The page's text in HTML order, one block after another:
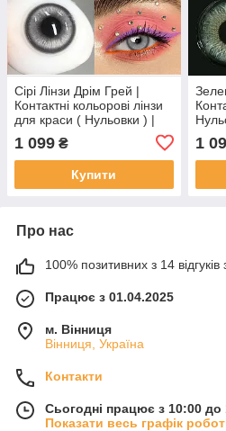
Сірі Лінзи Дрім Грей |
Контактні кольорові лінзи
для краси ( Нульовки ) |
Натуральні-Природні | Для
світлих - чорних очей
1 099 ₴
Купити
1
Про нас
100% позитивних з 14 відгуків
Працює з 01.04.2025
м. Вінниця
Вінниця, Україна
Контакти
Сьогодні працює з 10:00 до
Показати весь графік